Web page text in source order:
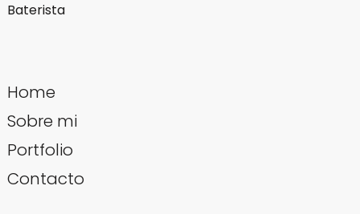
Baterista
Home
Sobre mi
Portfolio
Contacto